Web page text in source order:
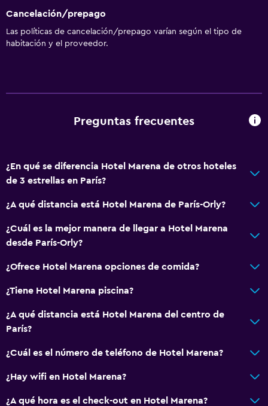
Cancelación/prepago
Las políticas de cancelación/prepago varían según el tipo de
habitación y el proveedor.
Preguntas frecuentes
¿En qué se diferencia Hotel Marena de otros hoteles
de 3 estrellas en París?
¿A qué distancia está Hotel Marena de París-Orly?
¿Cuál es la mejor manera de llegar a Hotel Marena
desde París-Orly?
¿Ofrece Hotel Marena opciones de comida?
¿Tiene Hotel Marena piscina?
¿A qué distancia está Hotel Marena del centro de
París?
¿Cuál es el número de teléfono de Hotel Marena?
¿Hay wifi en Hotel Marena?
¿A qué hora es el check-out en Hotel Marena?